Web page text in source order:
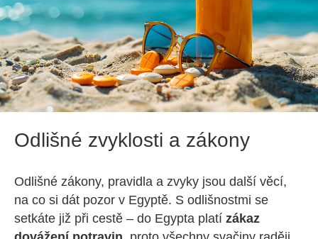
Odlišné zvyklosti a zákony
Odlišné zákony, pravidla a zvyky jsou další věcí,
na co si dát pozor v Egyptě. S odlišnostmi se
setkáte již při cestě – do Egypta platí zákaz